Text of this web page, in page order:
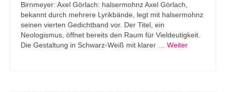
Birnmeyer: Axel Görlach: halsermohnz Axel Görlach,
bekannt durch mehrere Lyrikbände, legt mit halsermohnz
seinen vierten Gedichtband vor. Der Titel, ein
Neologismus, öffnet bereits den Raum für Vieldeutigkeit.
Die Gestaltung in Schwarz-Weiß mit klarer … Weiter